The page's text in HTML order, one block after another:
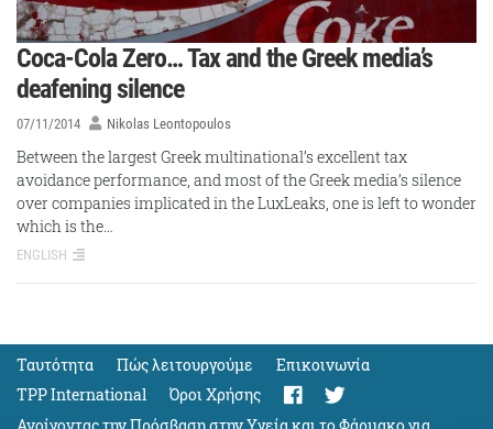
Coca-Cola Zero… Tax and the Greek media’s
deafening silence
07/11/2014 Nikolas Leontopoulos
Between the largest Greek multinational’s excellent tax
avoidance performance, and most of the Greek media’s silence
over companies implicated in the LuxLeaks, one is left to wonder
which is the…
ENGLISH
Ταυτότητα Πώς λειτουργούμε
Eπικοινωνία
TPP International
Όροι Χρήσης